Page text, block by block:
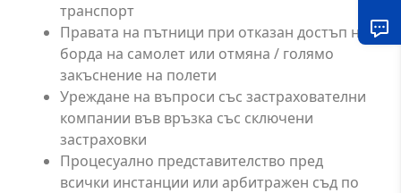
транспорт
Правата на пътници при отказан достъп на
борда на самолет или отмяна / голямо
закъснение на полети
Уреждане на въпроси със застрахователни
компании във връзка със сключени
застраховки
Процесуално представителство пред
всички инстанции или арбитражен съд по